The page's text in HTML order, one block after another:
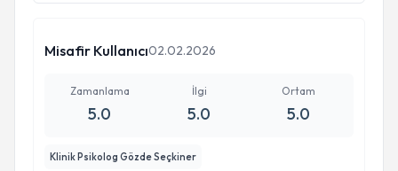
Misafir Kullanıcı02.02.2026
Zamanlama
5.0
İlgi
5.0
Ortam
5.0
Klinik Psikolog Gözde Seçkiner